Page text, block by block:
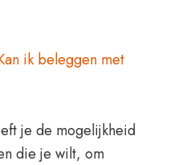
ik beleggen met
je de mogelijkheid
die je wilt, om